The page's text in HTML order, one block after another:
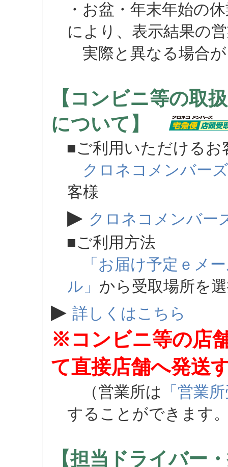
・お盆・年末年始の
により、表示結果の
実際と異なる場合が
【コンビニ等の取
について】
■ご利用いただけるお
クロネコメンバーズ
客様
▶ クロネコメンバー
■ご利用方法
「お届け予定ｅメ
ル」 から受取場所を
▶ 詳しくはこちら
※コンビニ等の店
て直接店舗へ発送
（営業所は 「営業
することができます
【担当ドライバー